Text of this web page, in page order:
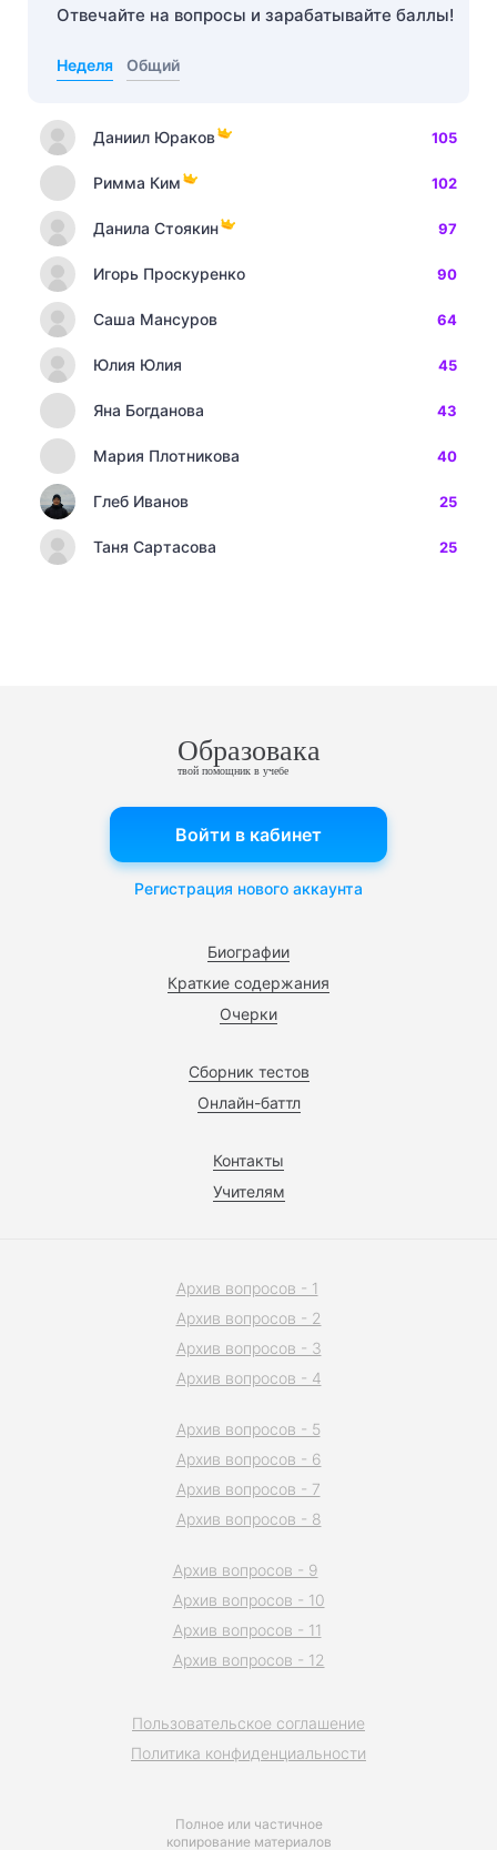
Отвечайте на вопросы и зарабатывайте баллы!
Неделя Общий
Даниил Юраков 105
Римма Ким 102
Данила Стоякин 97
Игорь Проскуренко 90
Саша Мансуров 64
Юлия Юлия 45
Яна Богданова 43
Мария Плотникова 40
Глеб Иванов 25
Таня Сартасова 25
Образовака
твой помощник в учебе
Биографии
Краткие содержания
Очерки
Сборник тестов
Онлайн-баттл
Контакты
Учителям
Войти в кабинет
Регистрация нового аккаунта
Полное или частичное
копирование материалов
Пользовательское соглашение
Политика конфиденциальности
Архив вопросов - 1
Архив вопросов - 2
Архив вопросов - 3
Архив вопросов - 4
Архив вопросов - 5
Архив вопросов - 6
Архив вопросов - 7
Архив вопросов - 8
Архив вопросов - 9
Архив вопросов - 10
Архив вопросов - 11
Архив вопросов - 12